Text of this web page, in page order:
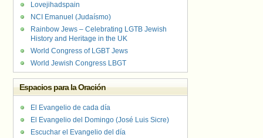
Lovejihadspain
NCI Emanuel (Judaísmo)
Rainbow Jews – Celebrating LGTB Jewish
History and Heritage in the UK
World Congress of LGBT Jews
World Jewish Congress LBGT
Espacios para la Oración
El Evangelio de cada día
El Evangelio del Domingo (José Luis Sicre)
Escuchar el Evangelio del día